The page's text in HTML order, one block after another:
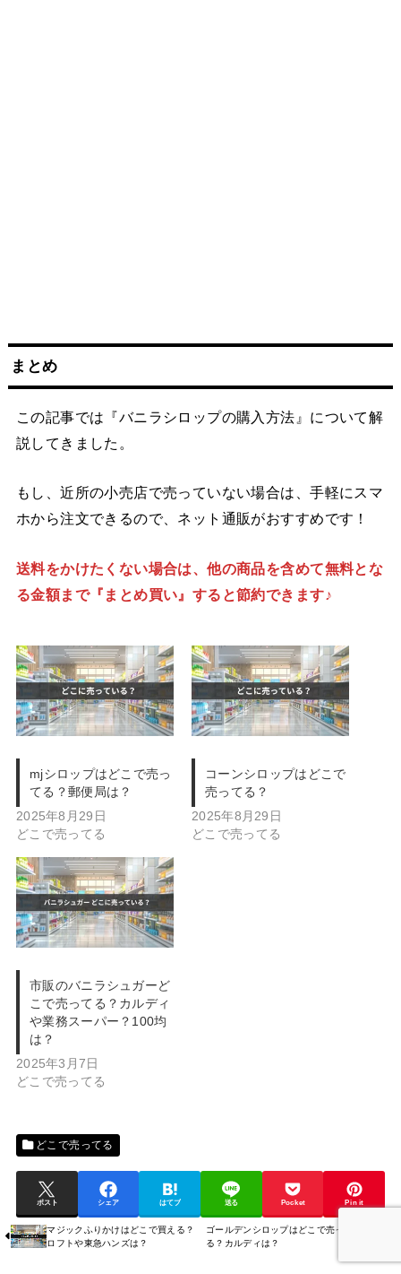
まとめ
この記事では『バニラシロップの購入方法』について解
説してきました。
もし、近所の小売店で売っていない場合は、手軽にスマ
ホから注文できるので、ネット通販がおすすめです！
送料をかけたくない場合は、他の商品を含めて無料とな
る金額まで『まとめ買い』すると節約できます♪
mjシロップはどこで売っ
てる？郵便局は？
2025年8月29日
どこで売ってる
コーンシロップはどこで
売ってる？
2025年8月29日
どこで売ってる
市販のバニラシュガーど
こで売ってる？カルディ
や業務スーパー？100均
は？
2025年3月7日
どこで売ってる
どこで売ってる
ポスト シェア はてブ 送る Pocket Pin it
マジックふりかけはどこで買える？
ロフトや東急ハンズは？
ゴールデンシロップはどこで売って
る？カルディは？